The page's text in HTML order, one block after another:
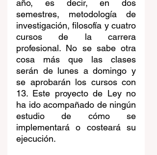
año, es decir, en dos
semestres, metodología de
investigación, filosofía y cuatro
cursos de la carrera
profesional. No se sabe otra
cosa más que las clases
serán de lunes a domingo y
se aprobarán los cursos con
13. Este proyecto de Ley no
ha ido acompañado de ningún
estudio de cómo se
implementará o costeará su
ejecución.